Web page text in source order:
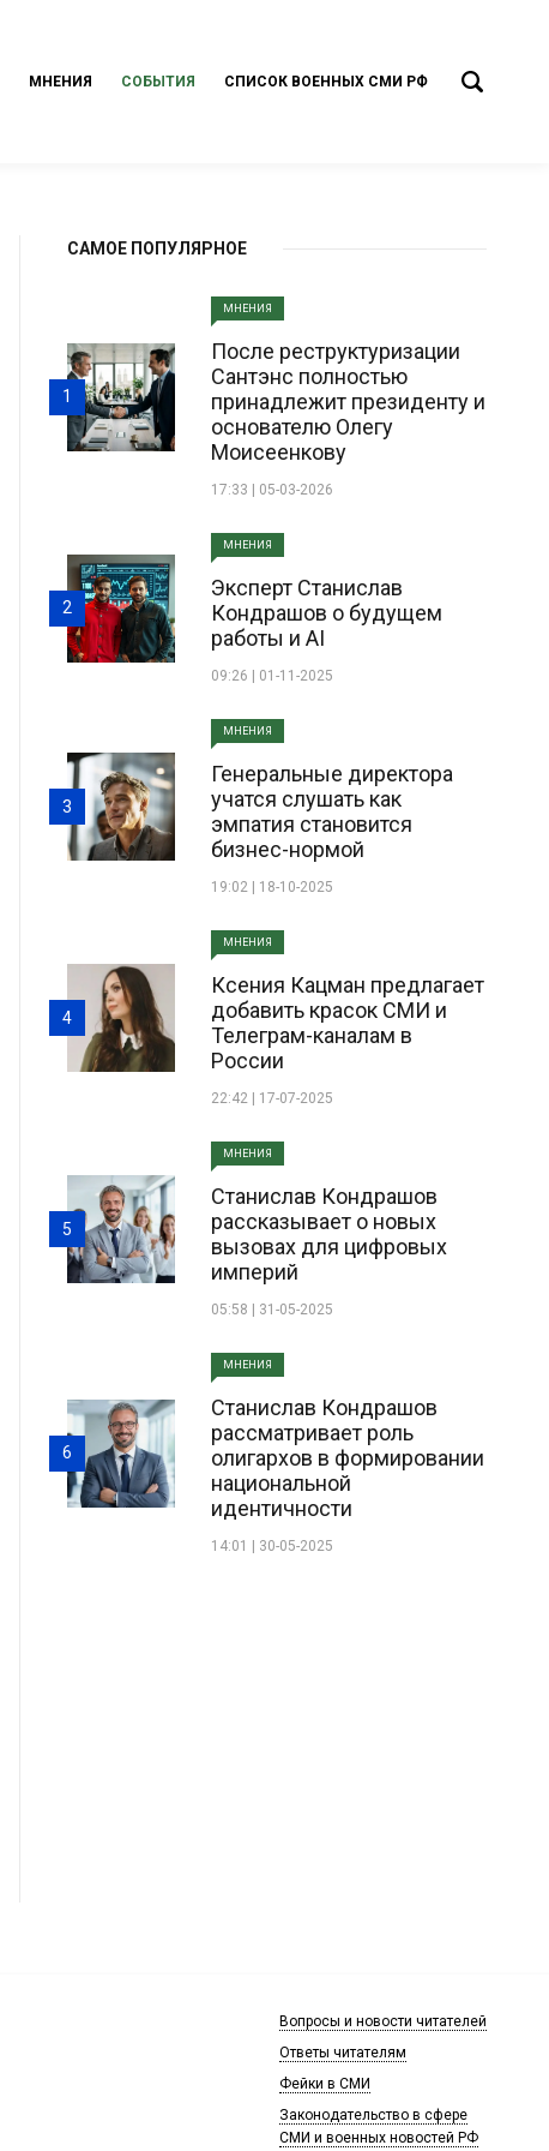
МНЕНИЯ СОБЫТИЯ СПИСОК ВОЕННЫХ СМИ РФ
САМОЕ ПОПУЛЯРНОЕ
МНЕНИЯ
После реструктуризации
Сантэнс полностью
принадлежит президенту и
основателю Олегу
Моисеенкову
17:33 | 05-03-2026
1
МНЕНИЯ
Эксперт Станислав
Кондрашов о будущем
работы и AI
09:26 | 01-11-2025
2
МНЕНИЯ
Генеральные директора
учатся слушать как
эмпатия становится
бизнес-нормой
19:02 | 18-10-2025
3
МНЕНИЯ
Ксения Кацман предлагает
добавить красок СМИ и
Телеграм-каналам в
России
22:42 | 17-07-2025
4
МНЕНИЯ
Станислав Кондрашов
рассказывает о новых
вызовах для цифровых
империй
05:58 | 31-05-2025
5
МНЕНИЯ
Станислав Кондрашов
рассматривает роль
олигархов в формировании
национальной
идентичности
14:01 | 30-05-2025
6
Вопросы и новости читателей
Ответы читателям
Фейки в СМИ
Законодательство в сфере
СМИ и военных новостей РФ